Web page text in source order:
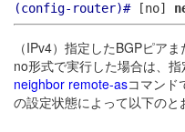
(config-router)#[no]
（IPv4）指定したBGPピア
no形式で実行した場合は、
neighbor remote-asコマンド
の設定状態によって以下のと